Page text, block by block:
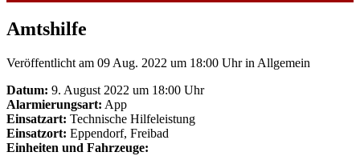
Amtshilfe
Veröffentlicht am 09 Aug. 2022 um 18:00 Uhrin Allgemein
Datum: 9. August 2022 um 18:00 Uhr
Alarmierungsart: App
Einsatzart: Technische Hilfeleistung
Einsatzort: Eppendorf, Freibad
Einheiten und Fahrzeuge: